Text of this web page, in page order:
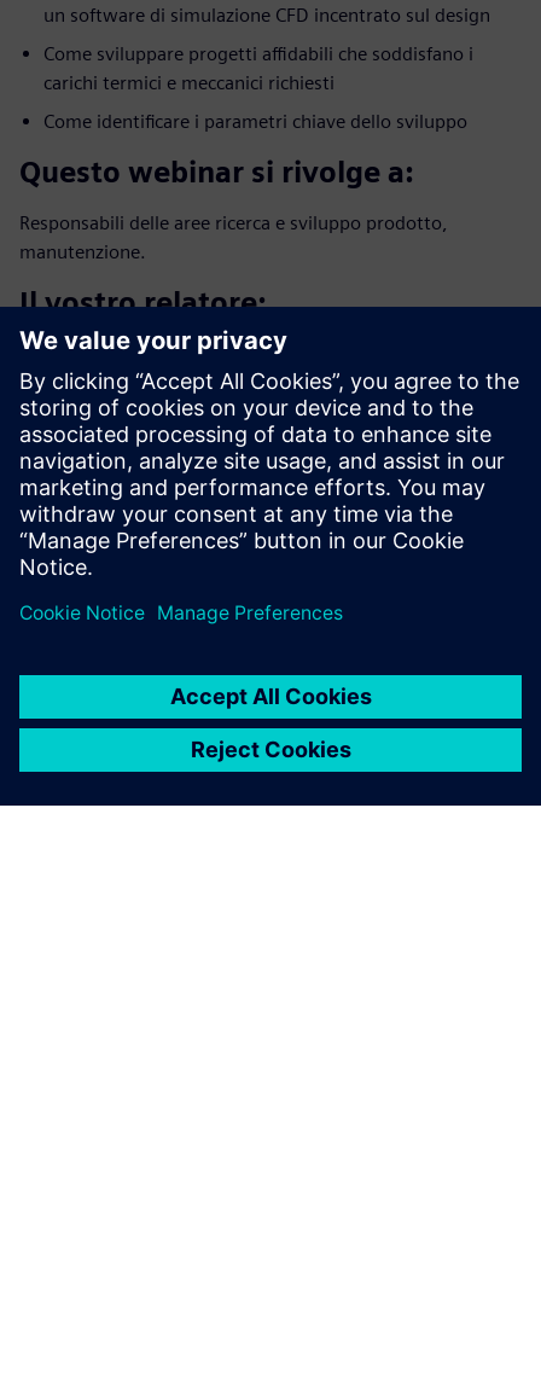
un software di simulazione CFD incentrato sul design
Come sviluppare progetti affidabili che soddisfano i
carichi termici e meccanici richiesti
Come identificare i parametri chiave dello sviluppo
Questo webinar si rivolge a:
Responsabili delle aree ricerca e sviluppo prodotto,
manutenzione.
Il vostro relatore:
Relatore
SIEMENS DIGITAL INDUSTRIES SOFTWARE
Fabio Bolandrina
Portfolio Developer Executive Simulation
Products